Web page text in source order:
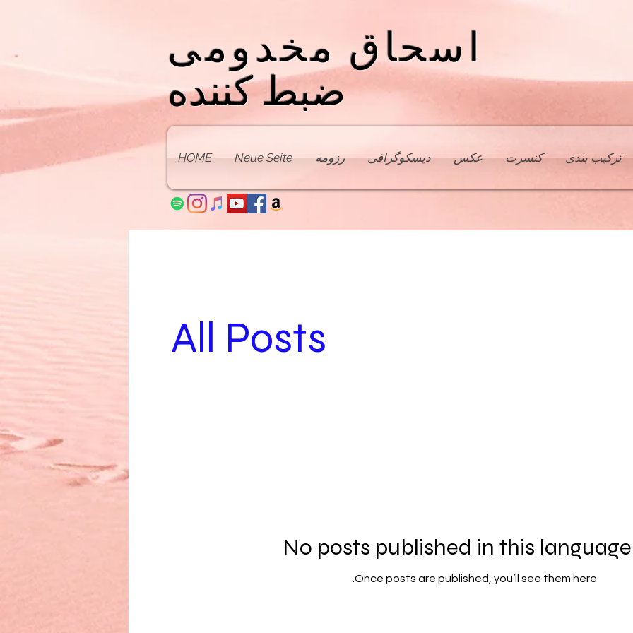
اسحاق مخدومی
ضبط کننده
HOME Neue Seite رزومه دیسکوگرافی عکس کنسرت ترکیب بندی
All Posts
No posts published in this
Once posts are published, you’ll see them here.